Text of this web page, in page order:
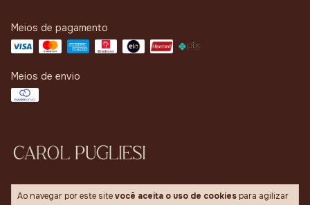
Ao navegar por este sitevocê aceita o uso de cookies para agilizar
Meios de pagamento
Meios de envio